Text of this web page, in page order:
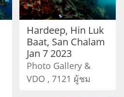
Hardeep, Hin Luk
Baat, San Chalam
Jan 7 2023
Photo Gallery &
VDO , 7121 ผู้ชม